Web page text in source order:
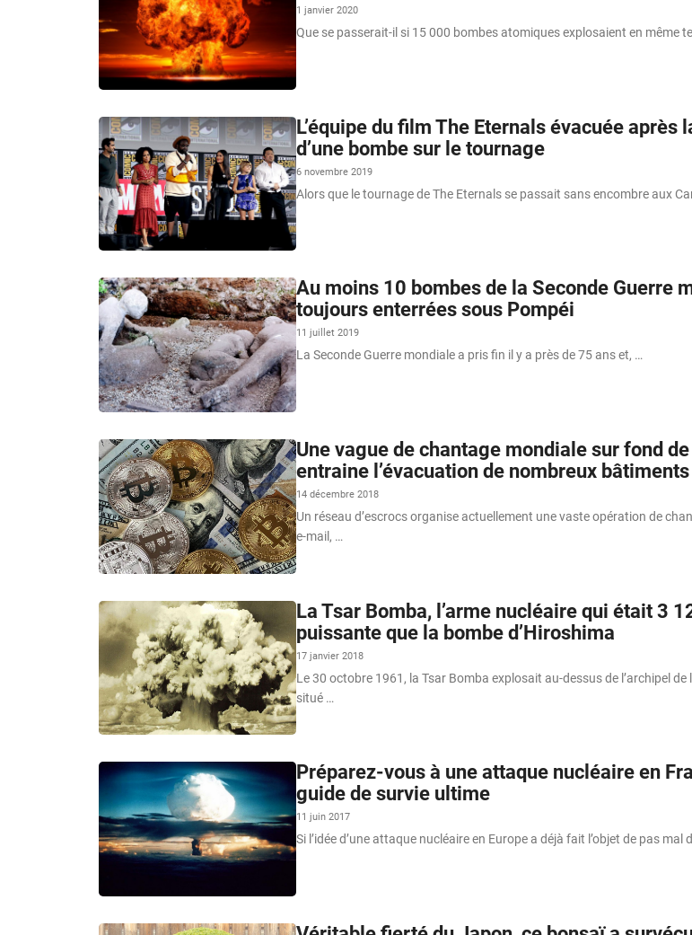
1 janvier 2020
Que se passerait-il si 15 000 bombes atomiques explosaient en même
L’équipe du film The Eternals évacuée après
d’une bombe sur le tournage
6 novembre 2019
Alors que le tournage de The Eternals se passait sans encombre aux
Au moins 10 bombes de la Seconde Guerre
toujours enterrées sous Pompéi
11 juillet 2019
La Seconde Guerre mondiale a pris fin il y a près de 75 ans et, …
Une vague de chantage mondiale sur fond
entraine l’évacuation de nombreux bâtiments
14 décembre 2018
Un réseau d’escrocs organise actuellement une vaste opération de
e-mail, …
La Tsar Bomba, l’arme nucléaire qui était 3
puissante que la bombe d’Hiroshima
17 janvier 2018
Le 30 octobre 1961, la Tsar Bomba explosait au-dessus de l’archipel de
situé …
Préparez-vous à une attaque nucléaire en
guide de survie ultime
11 juin 2017
Si l’idée d’une attaque nucléaire en Europe a déjà fait l’objet de pas mal